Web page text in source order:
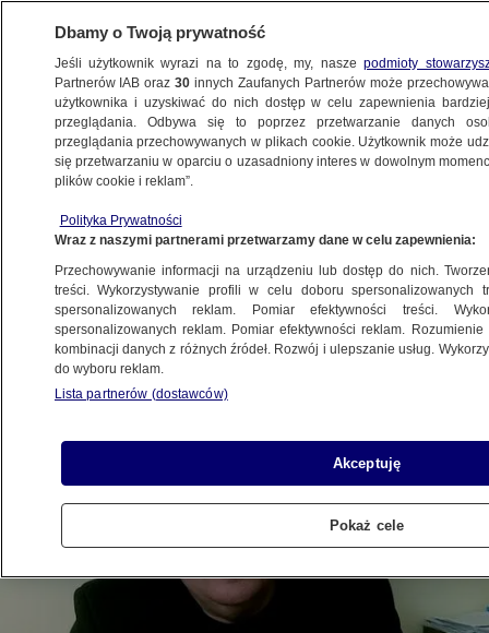
BIZNES
PIENIĄDZE
Ładu. "Ustawa jest pełna pułapek"
28.01.2022, 17:27
Udostępnij
Dbamy o Twoją prywatność
Jeśli użytkownik wyrazi na to zgodę, my, naszepodmioty
Partnerów IAB oraz30 innych Zaufanych Partnerów może
użytkownika i uzyskiwać do nich dostęp w celu zapewnienia
przeglądania. Odbywa się to poprzez przetwarzanie danych
przeglądania przechowywanych w plikach cookie. Użytkownik może
się przetwarzaniu w oparciu o uzasadniony interes w dowolnym
plików cookie i reklam”.
Polityka Prywatności
Wraz z naszymi partnerami przetwarzamy dane w celu zapewnienia:
Przechowywanie informacji na urządzeniu lub dostęp do nich.
treści. Wykorzystywanie profili w celu doboru spersonalizowanych
spersonalizowanych reklam. Pomiar efektywności treści.
spersonalizowanych reklam. Pomiar efektywności reklam.
kombinacji danych z różnych źródeł. Rozwój i ulepszanie usług.
do wyboru reklam.
Lista partnerów (dostawców)
Akceptuję
Pokaż cele